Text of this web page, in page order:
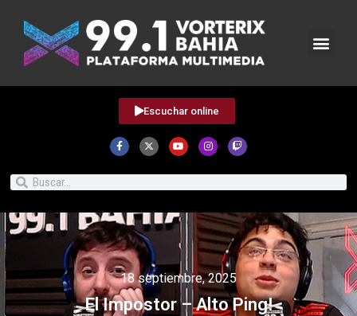
Escuchar online
18 septiembre, 2025
El Impostor – Alto Ping!